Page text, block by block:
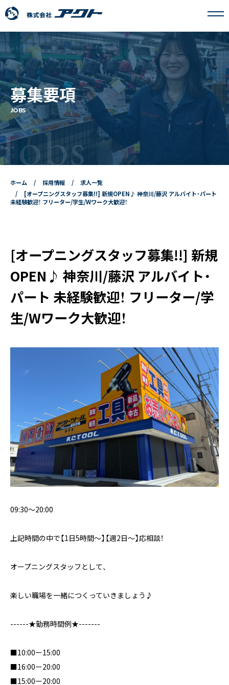
Jobs
募集要項
JOBS
ホーム 採用情報
求人一覧
[オープニングスタッフ募集!!] 新規OPEN♪ 神奈川/藤沢 アルバイト・パート
未経験歓迎！ フリーター/学生/Wワーク大歓迎！
[オープニングスタッフ募集!!] 新規
OPEN♪ 神奈川/藤沢 アルバイト・
パート 未経験歓迎！ フリーター/学
生/Wワーク大歓迎！
09:30～20:00
上記時間の中で【1日5時間～】【週2日～】応相談！
オープニングスタッフとして、
楽しい職場を一緒につくっていきましょう♪
------★勤務時間例★-------
■10:00ー15:00
■16:00ー20:00
■15:00ー20:00
アクトについて
事業内容
フランチャイズ事業
採用情報
ニュース
〒171-0014 東京都豊島区池袋2丁目40-12
西池袋第一生命ビルディング5階
TEL：03-6914-3443